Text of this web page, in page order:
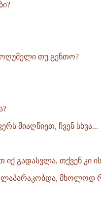
თუ გენთო?
მიაღწიეთ, ჩვენ სხვა...
გადასვლა, თქვენ კი
ლაპარაკობდა, მხოლოდ